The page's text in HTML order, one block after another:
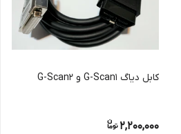
کابل دیاگ G-Scan1 و G-Scan2
2,200,000